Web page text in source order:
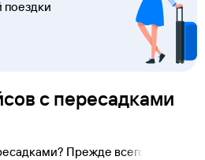
поездки
с пересадками
Прежде всего